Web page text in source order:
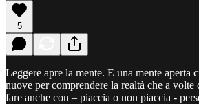
5
Leggere apre la mente. E una mente aperta
nuove per comprendere la realtà che a volte
fare anche con – piaccia o non piaccia -